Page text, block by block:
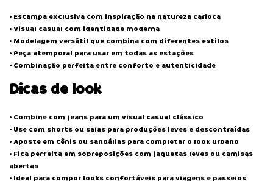
• Estampa exclusiva com inspiração na natureza carioca
• Visual casual com identidade moderna
• Modelagem versátil que combina com diferentes estilos
• Peça atemporal para usar em todas as estações
• Combinação perfeita entre conforto e autenticidade
Dicas de look
• Combine com jeans para um visual casual clássico
• Use com shorts ou saias para produções leves e descontraídas
• Aposte em tênis ou sandálias para completar o look urbano
• Fica perfeita em sobreposições com jaquetas leves ou camisas
abertas
• Ideal para compor looks confortáveis para viagens e passeios